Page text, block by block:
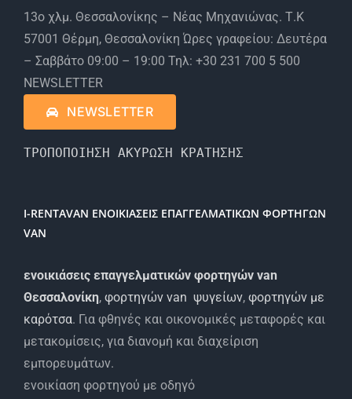
13ο χλμ. Θεσσαλονίκης – Νέας Μηχανιώνας. Τ.Κ
57001 Θέρμη, Θεσσαλονίκη Ώρες γραφείου: Δευτέρα
– Σαββάτο 09:00 – 19:00 Τηλ: +30 231 700 5 500
NEWSLETTER
NEWSLETTER
ΤΡΟΠΟΠΟΙΗΣΗ ΑΚΥΡΩΣΗ ΚΡΑΤΗΣΗΣ
I-RENTAVAN ΕΝΟΙΚΙΑΣΕΙΣ ΕΠΑΓΓΕΛΜΑΤΙΚΩΝ ΦΟΡΤΗΓΩΝ
VAN
ενοικιάσεις επαγγελματικών φορτηγών van
Θεσσαλονίκη, φορτηγών van ψυγείων, φορτηγών με
καρότσα. Για φθηνές και οικονομικές μεταφορές και
μετακομίσεις, για διανομή και διαχείριση
εμπορευμάτων.
ενοικίαση φορτηγού με οδηγό